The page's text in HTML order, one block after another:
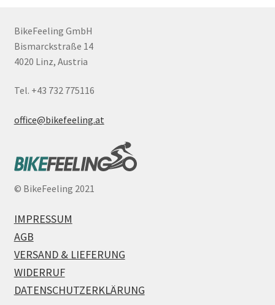
BikeFeeling GmbH
Bismarckstraße 14
4020 Linz, Austria
Tel. +43 732 775116
office@bikefeeling.at
© BikeFeeling 2021
IMPRESSUM
AGB
VERSAND & LIEFERUNG
WIDERRUF
DATENSCHUTZERKLÄRUNG